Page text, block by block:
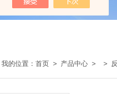
我的位置： 首页 > 产品中心 > >